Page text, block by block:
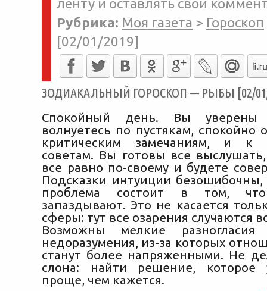
ленту и оставлять свои
Рубрика: Моя газета > Гороскоп
[02/01/2019]
ЗОДИАКАЛЬНЫЙ ГОРОСКОП — РЫБЫ [02/
Спокойный день. Вы
волнуетесь по пустякам, спокойно
критическим замечаниям, и к
советам. Вы готовы все
все равно по-своему и будете
Подсказки интуиции безошибочны,
проблема состоит в том,
запаздывают. Это не касается
сферы: тут все озарения случаются
Возможны мелкие
недоразумения, из-за которых
станут более напряженными. Не
слона: найти решение, которое
проще, чем кажется.